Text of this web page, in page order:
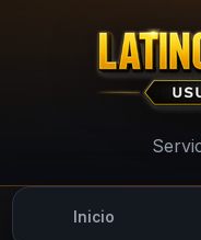
Inicio